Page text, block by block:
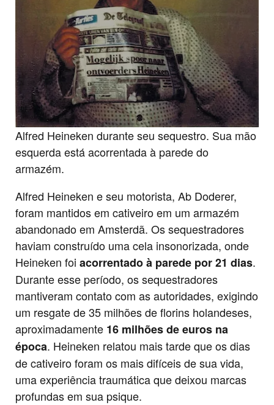
Alfred Heineken durante seu sequestro. Sua mão
esquerda está acorrentada à parede do
armazém.
Alfred Heineken e seu motorista, Ab Doderer,
foram mantidos em cativeiro em um armazém
abandonado em Amsterdã. Os sequestradores
haviam construído uma cela insonorizada, onde
Heineken foi acorrentado à parede por 21 dias.
Durante esse período, os sequestradores
mantiveram contato com as autoridades, exigindo
um resgate de 35 milhões de florins holandeses,
aproximadamente 16 milhões de euros na
época. Heineken relatou mais tarde que os dias
de cativeiro foram os mais difíceis de sua vida,
uma experiência traumática que deixou marcas
profundas em sua psique.